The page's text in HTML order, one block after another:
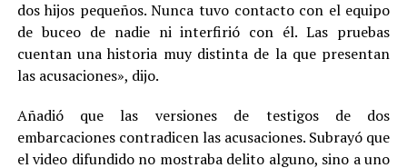
dos hijos pequeños. Nunca tuvo contacto con el equipo
de buceo de nadie ni interfirió con él. Las pruebas
cuentan una historia muy distinta de la que presentan
las acusaciones», dijo.
Añadió que las versiones de testigos de dos
embarcaciones contradicen las acusaciones. Subrayó que
el video difundido no mostraba delito alguno, sino a uno